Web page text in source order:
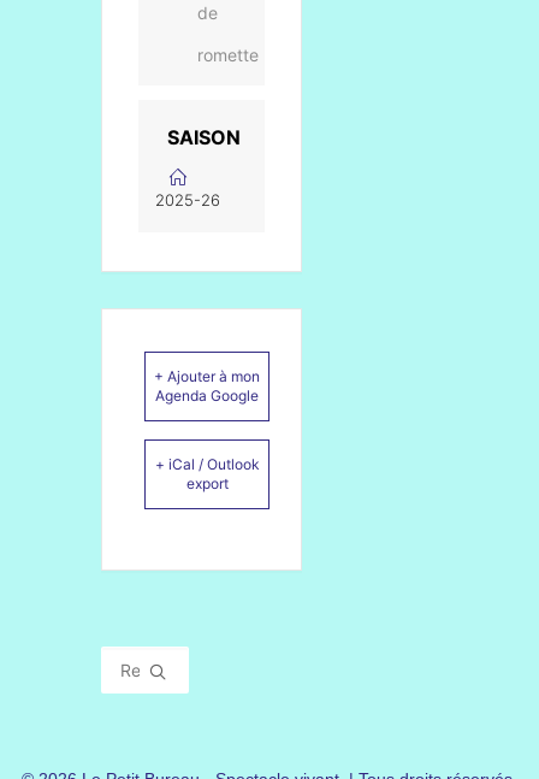
de
romette
SAISON
2025-26
+ Ajouter à mon
Agenda Google
+ iCal / Outlook
export